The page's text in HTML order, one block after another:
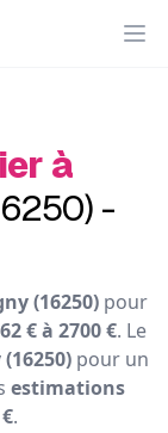
à
-
(16250)pour
€ à 2700 €. Le
pour un
estimations
.